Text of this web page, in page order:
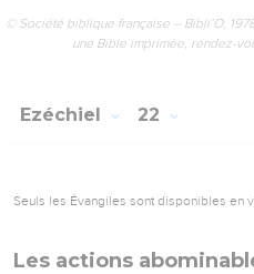
© Société biblique française – Bibli’O,
une Bible imprimée, rendez-
Ezéchiel 22
Seuls les Évangiles sont disponibles en
Les actions